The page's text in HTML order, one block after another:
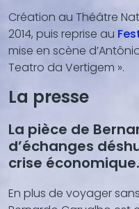
Création au Théâtre
2014, puis reprise au
mise en scène
Teatro da Vertigem ».
La presse
La pièce de
d’échanges
crise économique.
En plus de voyager